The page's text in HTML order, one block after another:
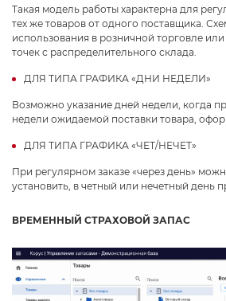
Такая модель работы характерна для
тех же товаров от одного поставщика.
использования в розничной торговле
точек с распределительного склада.
ДЛЯ ТИПА ГРАФИКА «ДНИ НЕДЕЛИ»
Возможно указание дней недели, когда
недели ожидаемой поставки товара,
ДЛЯ ТИПА ГРАФИКА «ЧЕТ/НЕЧЕТ»
При регулярном заказе «через день»
установить, в четный или нечетный день
ВРЕМЕННЫЙ СТРАХОВОЙ ЗАПАС